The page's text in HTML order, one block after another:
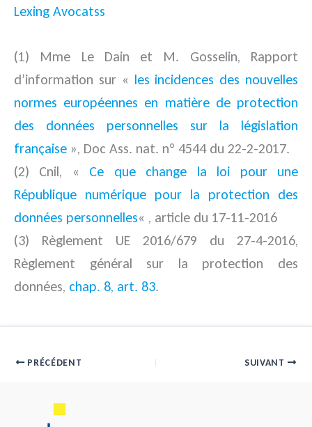
Lexing Avocatss
(1) Mme Le Dain et M. Gosselin, Rapport
d’information sur « les incidences des nouvelles
normes européennes en matière de protection
des données personnelles sur la législation
française », Doc Ass. nat. n° 4544 du 22-2-2017.
(2) Cnil, « Ce que change la loi pour une
République numérique pour la protection des
données personnelles« , article du 17-11-2016
(3) Règlement UE 2016/679 du 27-4-2016,
Règlement général sur la protection des
données, chap. 8, art. 83.
PRÉCÉDENT SUIVANT